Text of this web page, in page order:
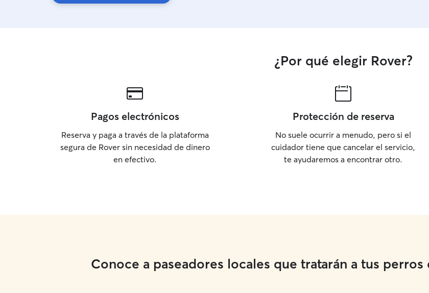
¿Por qué elegir Rover?
Pagos electrónicos
Reserva y paga a través de la plataforma
segura de Rover sin necesidad de dinero
en efectivo.
Protección de reserva
No suele ocurrir a menudo, pero si el
cuidador tiene que cancelar el servicio,
te ayudaremos a encontrar otro.
Conoce a paseadores locales que tratarán a tus